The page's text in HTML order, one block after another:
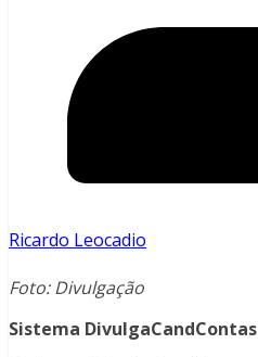
Ricardo Leocadio
Foto: Divulgação
Sistema DivulgaCandContas